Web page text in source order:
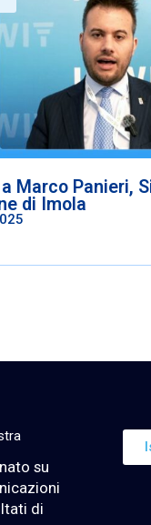
Marco Panieri,
di Imola
su
di